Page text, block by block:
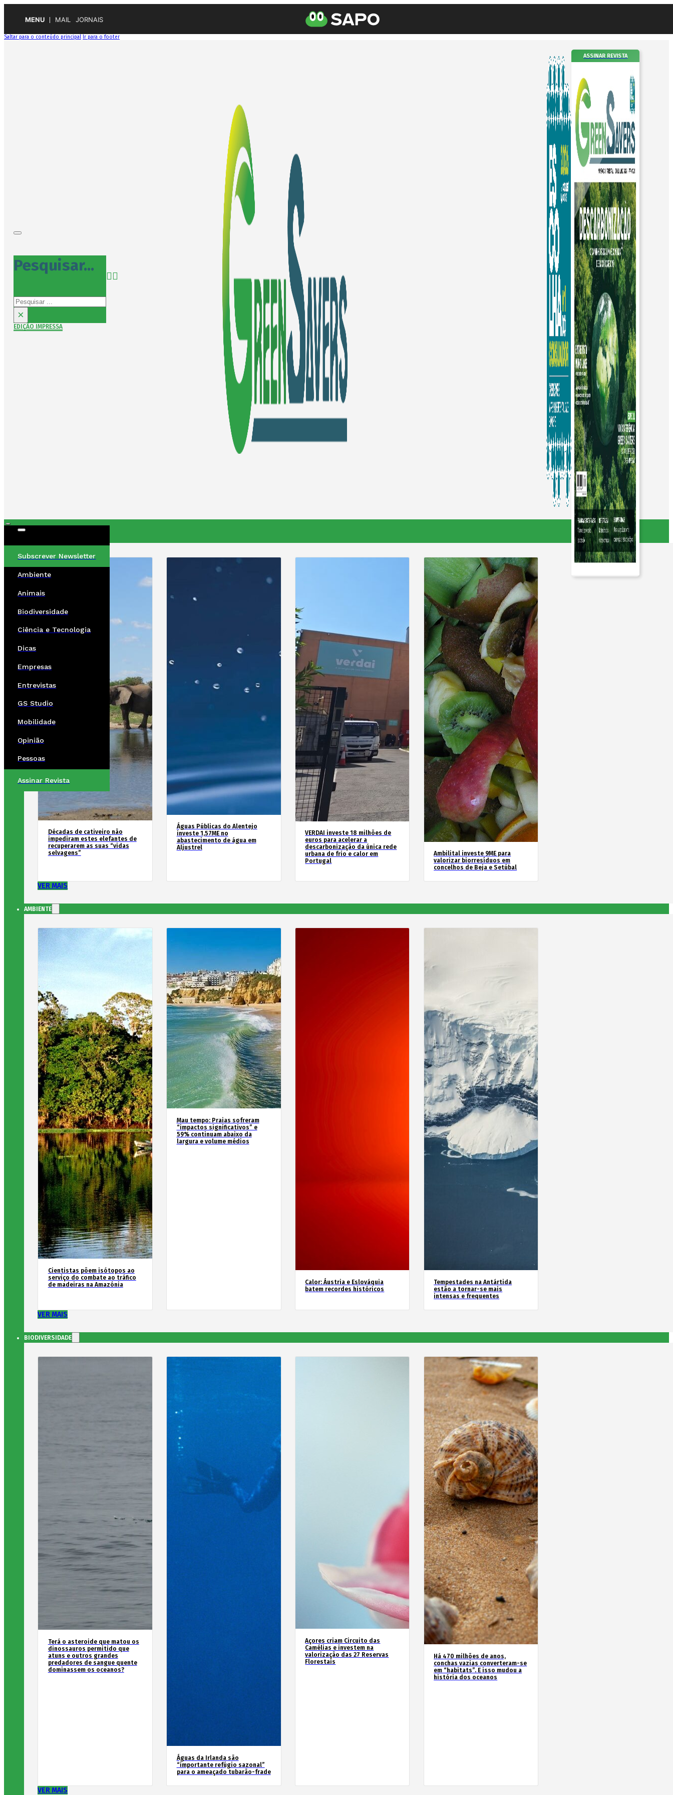
MENU MAIL JORNAIS
Saltar para o conteúdo principal Ir para o footer
Pesquisar...
Pesquisar
×
EDIÇÃO IMPRESSA
ASSINAR REVISTA
Subscrever Newsletter
Ambiente
Animais
Biodiversidade
Ciência e Tecnologia
Dicas
Empresas
Entrevistas
GS Studio
Mobilidade
Opinião
Pessoas
Assinar Revista
Décadas de cativeiro não
impediram estes elefantes de
recuperarem as suas “vidas
selvagens”
Águas Públicas do Alentejo
investe 1,57ME no
abastecimento de água em
Aljustrel
VERDAI investe 18 milhões de
euros para acelerar a
descarbonização da única rede
urbana de frio e calor em
Portugal
Ambilital investe 9ME para
valorizar biorresíduos em
concelhos de Beja e Setúbal
VER MAIS
AMBIENTE
Cientistas põem isótopos ao
serviço do combate ao tráfico
de madeiras na Amazónia
Mau tempo: Praias sofreram
“impactos significativos” e
59% continuam abaixo da
largura e volume médios
Calor: Áustria e Eslováquia
batem recordes históricos
Tempestades na Antártida
estão a tornar-se mais
intensas e frequentes
VER MAIS
BIODIVERSIDADE
Terá o asteroide que matou os
dinossauros permitido que
atuns e outros grandes
predadores de sangue quente
dominassem os oceanos?
Águas da Irlanda são
“importante refúgio sazonal”
para o ameaçado tubarão-frade
Açores criam Circuito das
Camélias e investem na
valorização das 27 Reservas
Florestais
Há 470 milhões de anos,
conchas vazias converteram-se
em “habitats”. E isso mudou a
história dos oceanos
VER MAIS